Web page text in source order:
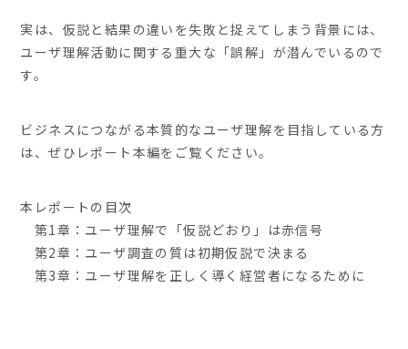
実は、仮説と結果の違いを失敗と捉えてしまう背景には、
ユーザ理解活動に関する重大な「誤解」が潜んでいるので
す。
ビジネスにつながる本質的なユーザ理解を目指している方
は、ぜひレポート本編をご覧ください。
本レポートの目次
第1章：ユーザ理解で「仮説どおり」は赤信号
第2章：ユーザ調査の質は初期仮説で決まる
第3章：ユーザ理解を正しく導く経営者になるために